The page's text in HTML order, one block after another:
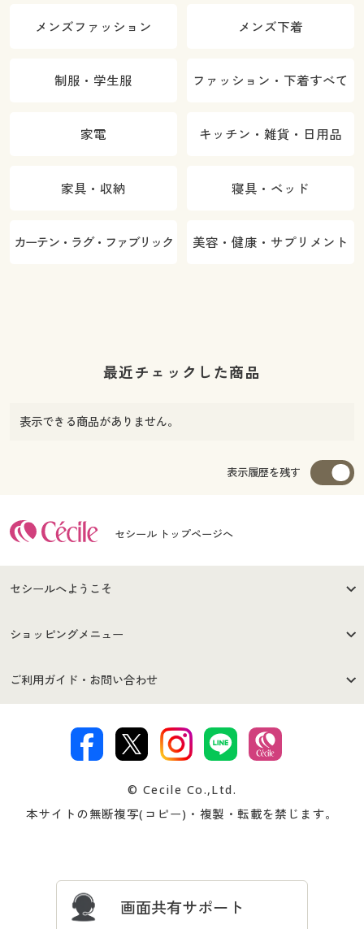
メンズファッション メンズ下着
制服・学生服 ファッション・下着すべて
家電 キッチン・雑貨・日用品
家具・収納 寝具・ベッド
カーテン・ラグ・ファブリック 美容・健康・サプリメント
最近チェックした商品
表示できる商品がありません。
表示履歴を残す
セシール トップページへ
セシールへようこそ
はじめての方へ
セシールご利用規約
著作権・商標について 会社案内
ショッピングメニュー
商品カテゴリ
プレゼント＆キャンペーン サイトマップ
ご利用ガイド・お問い合わせ
交換・返品は お支払は
ついて
忘れの場合
© Cecile Co.,Ltd.
本サイトの無断複写(コピー)・複製・転載を禁じます。
画面共有サポート